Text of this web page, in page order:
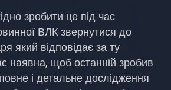
зробити це під час
ВЛК звернутися до
який відповідає за ту
наявна, щоб останній зробив
і детальне дослідження